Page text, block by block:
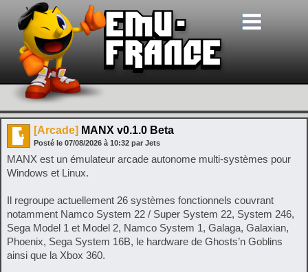
[Arcade] MANX v0.1.0 Beta
Posté le 07/08/2026 à 10:32 par Jets
MANX est un émulateur arcade autonome multi-systèmes pour
Windows et Linux.
Il regroupe actuellement 26 systèmes fonctionnels couvrant
notamment Namco System 22 / Super System 22, System 246,
Sega Model 1 et Model 2, Namco System 1, Galaga, Galaxian,
Phoenix, Sega System 16B, le hardware de Ghosts’n Goblins
ainsi que la Xbox 360.